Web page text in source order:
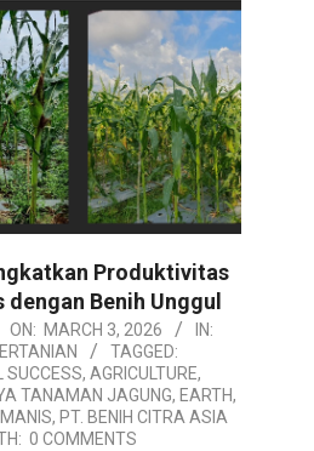
Produktivitas
Benih Unggul
ON: MARCH 3, 2026
IN:
TAGGED:
SUCCESS, AGRICULTURE,
TANAMAN JAGUNG, EARTH,
, PT. BENIH CITRA ASIA
0 COMMENTS